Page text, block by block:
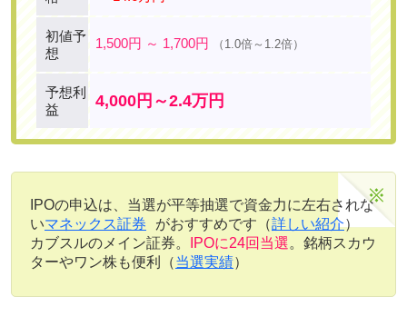
初値予
想
1,500円 ～ 1,700円 （1.0倍～1.2倍）
予想利
益
4,000円～2.4万円
IPOの申込は、当選が平等抽選で資金力に左右されな
いマネックス証券 がおすすめです（詳しい紹介）
カブスルのメイン証券。
IPOに24回当選。銘柄スカウ
ターやワン株も便利（当選実績）